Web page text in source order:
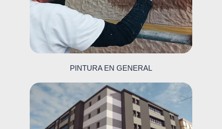
PINTURA EN GENERAL